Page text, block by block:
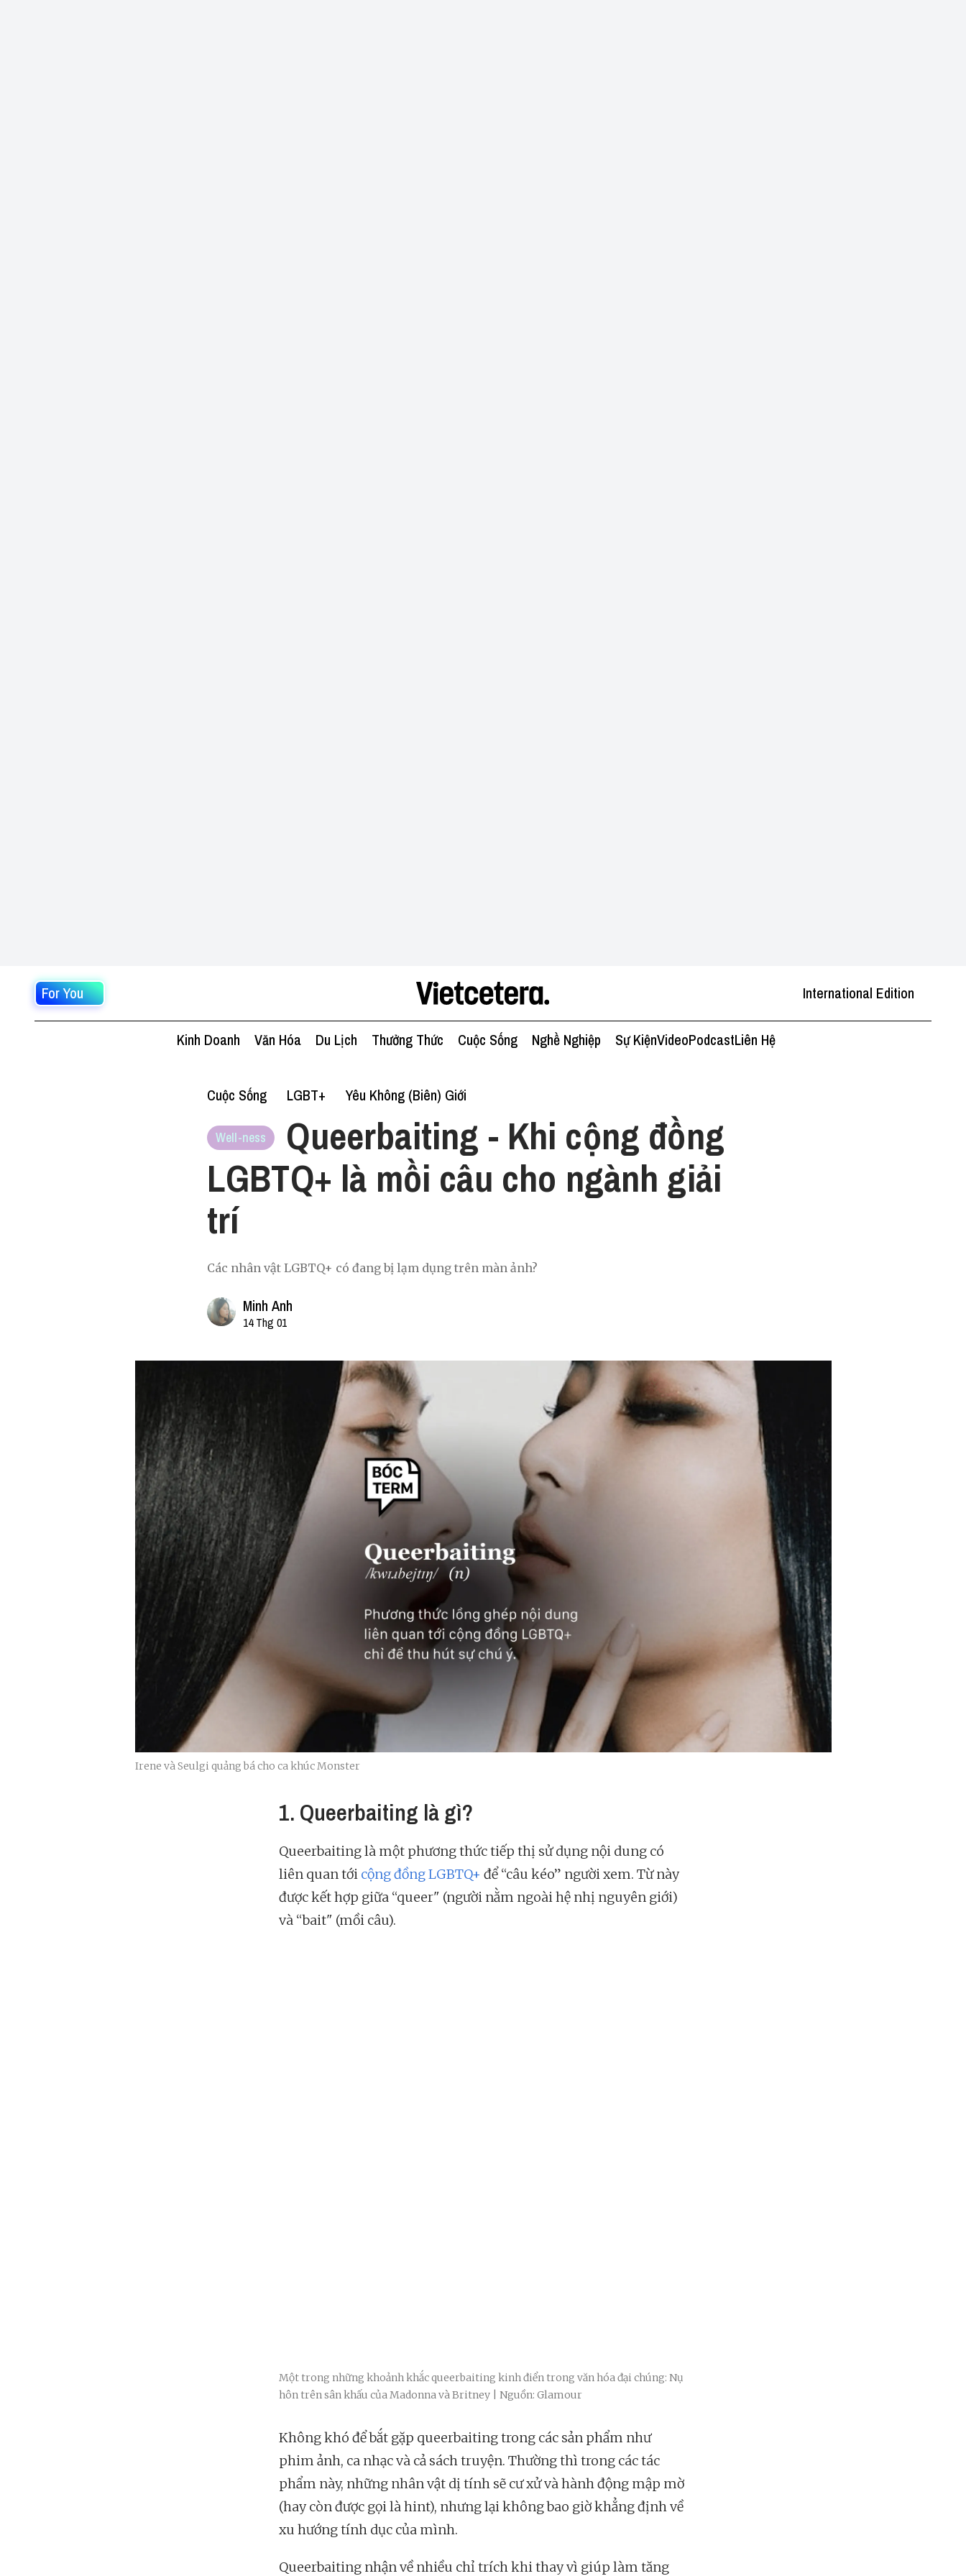
For You International Edition
Kinh Doanh Văn Hóa Du Lịch Thưởng Thức Cuộc Sống Nghề Nghiệp Sự KiệnVideoPodcastLiên Hệ
Cuộc Sống LGBT+ Yêu Không (Biên) Giới
Well-ness
Queerbaiting - Khi cộng đồng
LGBTQ+ là mồi câu cho ngành giải
trí
Các nhân vật LGBTQ+ có đang bị lạm dụng trên màn ảnh?
Minh Anh
14 Thg 01
Irene và Seulgi quảng bá cho ca khúc Monster
1. Queerbaiting là gì?
Queerbaiting là một phương thức tiếp thị sử dụng nội dung có
liên quan tới cộng đồng LGBTQ+ để “câu kéo” người xem. Từ này
được kết hợp giữa “queer" (người nằm ngoài hệ nhị nguyên giới)
và “bait" (mồi câu).
Một trong những khoảnh khắc queerbaiting kinh điển trong văn hóa đại chúng: Nụ
hôn trên sân khấu của Madonna và Britney | Nguồn: Glamour
Không khó để bắt gặp queerbaiting trong các sản phẩm như
phim ảnh, ca nhạc và cả sách truyện. Thường thì trong các tác
phẩm này, những nhân vật dị tính sẽ cư xử và hành động mập mờ
(hay còn được gọi là hint), nhưng lại không bao giờ khẳng định về
xu hướng tính dục của mình.
Queerbaiting nhận về nhiều chỉ trích khi thay vì giúp làm tăng